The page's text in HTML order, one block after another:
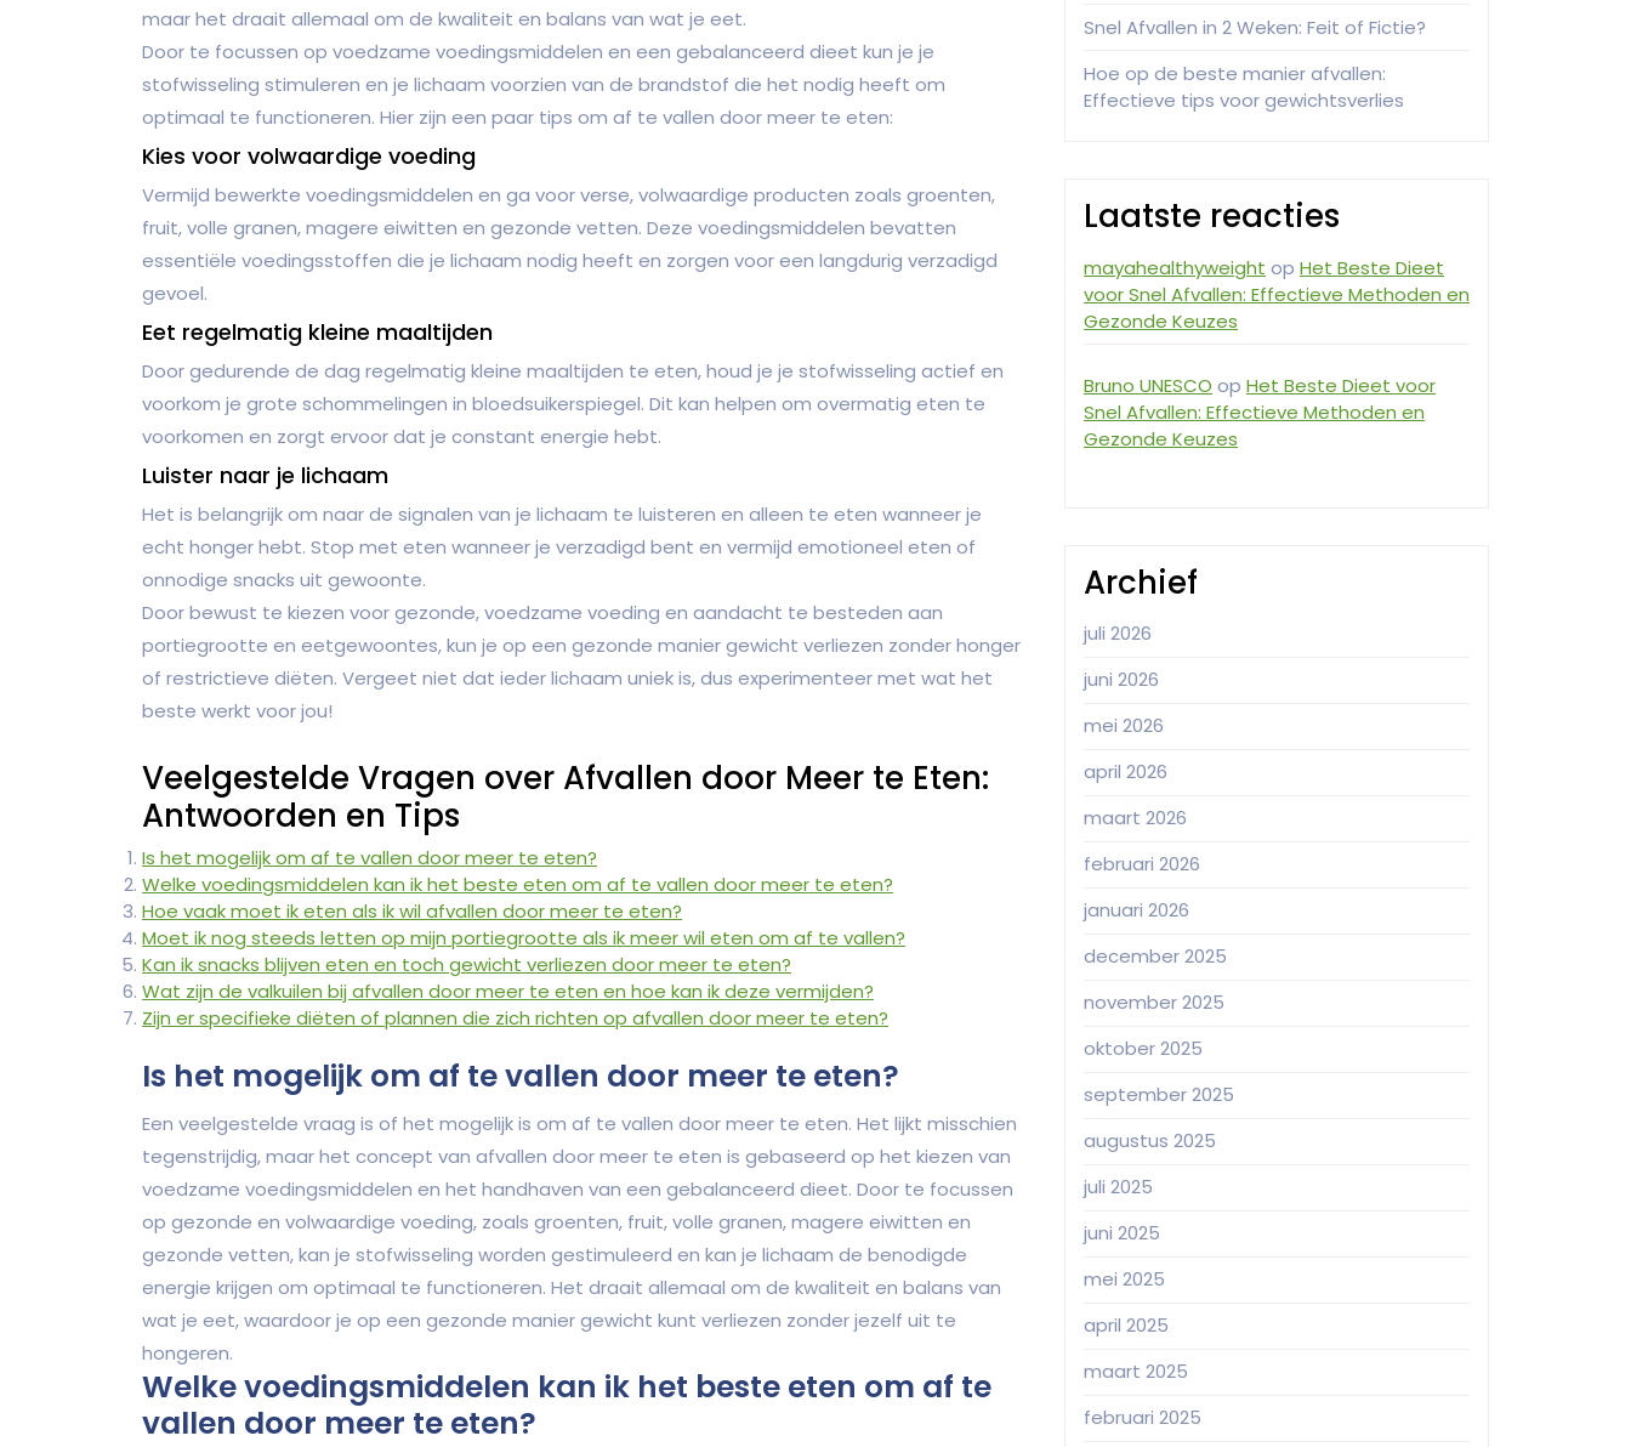
maar het draait allemaal om de kwaliteit en balans van wat je eet.
Door te focussen op voedzame voedingsmiddelen en een gebalanceerd dieet kun je je
stofwisseling stimuleren en je lichaam voorzien van de brandstof die het nodig heeft om
optimaal te functioneren. Hier zijn een paar tips om af te vallen door meer te eten:
Kies voor volwaardige voeding
Vermijd bewerkte voedingsmiddelen en ga voor verse, volwaardige producten zoals groenten,
fruit, volle granen, magere eiwitten en gezonde vetten. Deze voedingsmiddelen bevatten
essentiële voedingsstoffen die je lichaam nodig heeft en zorgen voor een langdurig verzadigd
gevoel.
Eet regelmatig kleine maaltijden
Door gedurende de dag regelmatig kleine maaltijden te eten, houd je je stofwisseling actief en
voorkom je grote schommelingen in bloedsuikerspiegel. Dit kan helpen om overmatig eten te
voorkomen en zorgt ervoor dat je constant energie hebt.
Luister naar je lichaam
Het is belangrijk om naar de signalen van je lichaam te luisteren en alleen te eten wanneer je
echt honger hebt. Stop met eten wanneer je verzadigd bent en vermijd emotioneel eten of
onnodige snacks uit gewoonte.
Door bewust te kiezen voor gezonde, voedzame voeding en aandacht te besteden aan
portiegrootte en eetgewoontes, kun je op een gezonde manier gewicht verliezen zonder honger
of restrictieve diëten. Vergeet niet dat ieder lichaam uniek is, dus experimenteer met wat het
beste werkt voor jou!
Veelgestelde Vragen over Afvallen door Meer te Eten:
Antwoorden en Tips
Is het mogelijk om af te vallen door meer te eten?
Welke voedingsmiddelen kan ik het beste eten om af te vallen door meer te eten?
Hoe vaak moet ik eten als ik wil afvallen door meer te eten?
Moet ik nog steeds letten op mijn portiegrootte als ik meer wil eten om af te vallen?
Kan ik snacks blijven eten en toch gewicht verliezen door meer te eten?
Wat zijn de valkuilen bij afvallen door meer te eten en hoe kan ik deze vermijden?
Zijn er specifieke diëten of plannen die zich richten op afvallen door meer te eten?
Is het mogelijk om af te vallen door meer te eten?
Een veelgestelde vraag is of het mogelijk is om af te vallen door meer te eten. Het lijkt misschien
tegenstrijdig, maar het concept van afvallen door meer te eten is gebaseerd op het kiezen van
voedzame voedingsmiddelen en het handhaven van een gebalanceerd dieet. Door te focussen
op gezonde en volwaardige voeding, zoals groenten, fruit, volle granen, magere eiwitten en
gezonde vetten, kan je stofwisseling worden gestimuleerd en kan je lichaam de benodigde
energie krijgen om optimaal te functioneren. Het draait allemaal om de kwaliteit en balans van
wat je eet, waardoor je op een gezonde manier gewicht kunt verliezen zonder jezelf uit te
hongeren.
Welke voedingsmiddelen kan ik het beste eten om af te
vallen door meer te eten?
Snel Afvallen in 2 Weken: Feit of Fictie?
Hoe op de beste manier afvallen:
Effectieve tips voor gewichtsverlies
Laatste reacties
mayahealthyweight op Het Beste Dieet
voor Snel Afvallen: Effectieve Methoden en
Gezonde Keuzes
Bruno UNESCO op Het Beste Dieet voor
Snel Afvallen: Effectieve Methoden en
Gezonde Keuzes
Archief
juli 2026
juni 2026
mei 2026
april 2026
maart 2026
februari 2026
januari 2026
december 2025
november 2025
oktober 2025
september 2025
augustus 2025
juli 2025
juni 2025
mei 2025
april 2025
maart 2025
februari 2025